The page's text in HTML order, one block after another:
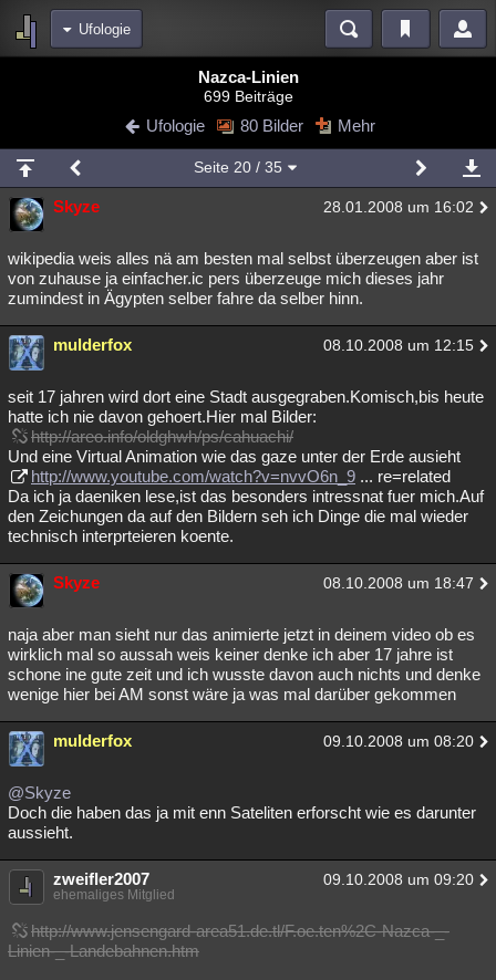
Ufologie
Blogs Videos
Chat Wiki Neuigkeiten
meine Rubriken
Menschen Mystery Kriminalfälle
Spiritualität Verschwörungen Technologie Ufologie
Natur Umfragen Unterhaltung
weitere Rubriken
Philosophie
Astronomie Helpdesk Gruppen Gaming Filme
Musik Clash Verbesserungen Allmystery English
Übersichten
Besucht Teilgenommen Alle Neue Geschlossen
Lesenswert Schlüsselwörter
Nazca-Linien
699 Beiträge
Ufologie 80 Bilder Mehr
Seite 20/ 35
Skyze 28.01.2008 um 16:02
wikipedia weis alles nä am besten mal selbst überzeugen aber ist
von zuhause ja einfacher.ic pers überzeuge mich dieses jahr
zumindest in Ägypten selber fahre da selber hinn.
mulderfox 08.10.2008 um 12:15
seit 17 jahren wird dort eine Stadt ausgegraben.Komisch,bis heute
hatte ich nie davon gehoert.Hier mal Bilder:
http://areo.info/oldghwh/ps/cahuachi/
Und eine Virtual Animation wie das gaze unter der Erde ausieht
http://www.youtube.com/watch?v=nvvO6n_9 ... re=related
Da ich ja daeniken lese,ist das besonders intressnat fuer mich.Auf
den Zeichungen da auf den Bildern seh ich Dinge die mal wieder
technisch interprteieren koente.
Skyze 08.10.2008 um 18:47
naja aber man sieht nur das animierte jetzt in deinem video ob es
wirklich mal so aussah weis keiner denke ich aber 17 jahre ist
schone ine gute zeit und ich wusste davon auch nichts und denke
wenige hier bei AM sonst wäre ja was mal darüber gekommen
mulderfox 09.10.2008 um 08:20
@Skyze
Doch die haben das ja mit enn Sateliten erforscht wie es darunter
aussieht.
zweifler2007 09.10.2008 um 09:20
ehemaliges Mitglied
http://www.jensengard-area51.de.tl/F.oe.ten%2C-Nazca-_-
Linien-_-Landebahnen.htm